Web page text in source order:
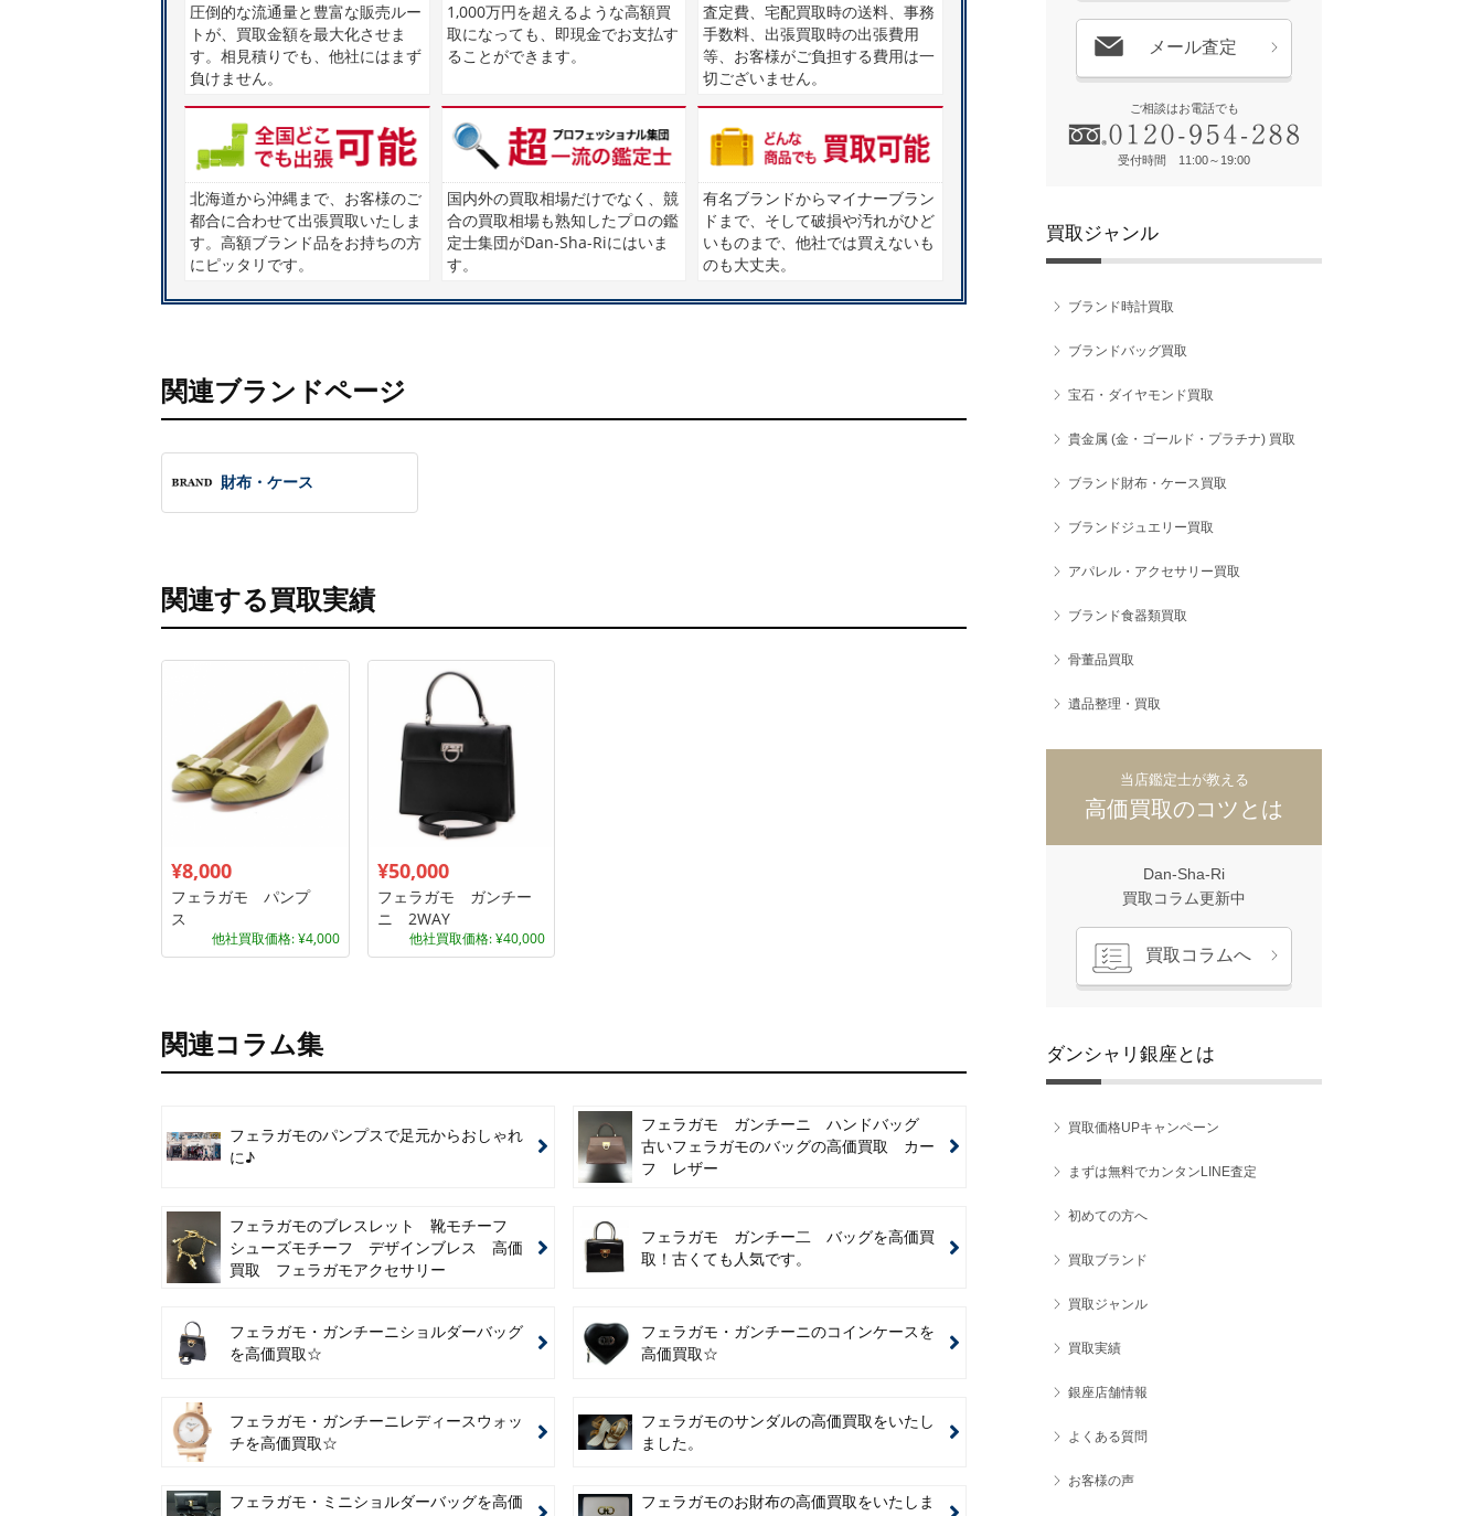
圧倒的な流通量と豊富な販売ルー
トが、買取金額を最大化させま
す。相見積りでも、他社にはまず
負けません。
1,000万円を超えるような高額買
取になっても、即現金でお支払す
ることができます。
査定費、宅配買取時の送料、事務
手数料、出張買取時の出張費用
等、お客様がご負担する費用は一
切ございません。
北海道から沖縄まで、お客様のご
都合に合わせて出張買取いたしま
す。高額ブランド品をお持ちの方
にピッタリです。
国内外の買取相場だけでなく、競
合の買取相場も熟知したプロの鑑
定士集団がDan-Sha-Riにはいま
す。
有名ブランドからマイナーブラン
ドまで、そして破損や汚れがひど
いものまで、他社では買えないも
のも大丈夫。
関連ブランドページ
財布・ケース
関連する買取実績
¥8,000
フェラガモ パンプ
ス
他社買取価格: ¥4,000
¥50,000
フェラガモ ガンチー
ニ 2WAY
他社買取価格: ¥40,000
関連コラム集
フェラガモのパンプスで足元からおしゃれ
に♪
フェラガモ ガンチーニ ハンドバッグ
古いフェラガモのバッグの高価買取 カー
フ レザー
フェラガモのブレスレット 靴モチーフ
シューズモチーフ デザインブレス 高価
買取 フェラガモアクセサリー
フェラガモ ガンチー二 バッグを高価買
取！古くても人気です。
フェラガモ・ガンチーニショルダーバッグ
を高価買取☆
フェラガモ・ガンチーニのコインケースを
高価買取☆
フェラガモ・ガンチーニレディースウォッ
チを高価買取☆
フェラガモのサンダルの高価買取をいたし
ました。
フェラガモ・ミニショルダーバッグを高価
フェラガモのお財布の高価買取をいたしま
メール査定
ご相談はお電話でも
受付時間 11:00～19:00
買取ジャンル
ブランド時計買取
ブランドバッグ買取
宝石・ダイヤモンド買取
貴金属 (金・ゴールド・プラチナ) 買取
ブランド財布・ケース買取
ブランドジュエリー買取
アパレル・アクセサリー買取
ブランド食器類買取
骨董品買取
遺品整理・買取
当店鑑定士が教える
高価買取のコツとは
Dan-Sha-Ri
買取コラム更新中
買取コラムへ
ダンシャリ銀座とは
買取価格UPキャンペーン
まずは無料でカンタンLINE査定
初めての方へ
買取ブランド
買取ジャンル
買取実績
銀座店舗情報
よくある質問
お客様の声